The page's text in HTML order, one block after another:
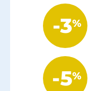
Mar. 31 Octobre
Mar. 7
Mar. 14
Mar. 21
Mar. 28
Mar. 5
Lun. 18
-3%
-5%